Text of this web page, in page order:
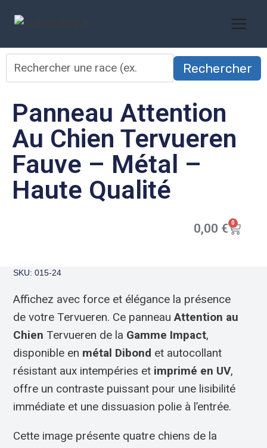
Rechercher
Panneau Attention
Au Chien Tervueren
Fauve – Métal –
Haute Qualité
0,00 € 0
SKU: 015-24
Affichez avec force et élégance la présence
de votre Tervueren. Ce panneauAttention au
Chien Tervueren de la Gamme Impact,
disponible en métal Dibond et autocollant
résistant aux intempéries et imprimé en UV,
offre un contraste puissant pour une lisibilité
immédiate et une dissuasion polie à l’entrée.
Cette image présente quatre chiens de la